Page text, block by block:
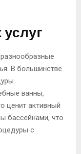
В большинстве
ванны,
ценит активный
бассейнами, что
с